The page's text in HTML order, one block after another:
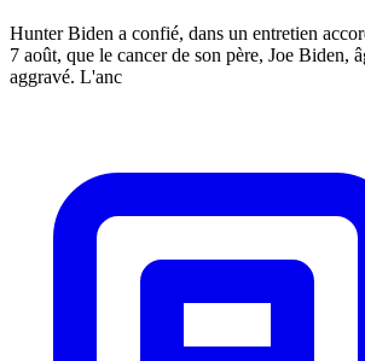
Hunter Biden a confié, dans un entretien
7 août, que le cancer de son père, Joe Biden,
aggravé. L'anc